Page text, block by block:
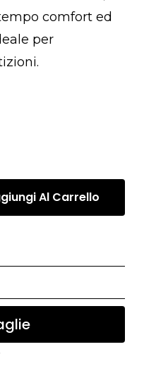
comfort ed
per
Al Carrello